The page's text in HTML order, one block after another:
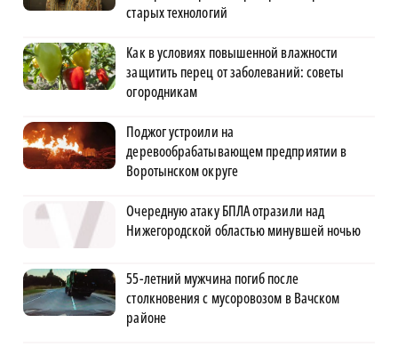
старых технологий
Как в условиях повышенной влажности
защитить перец от заболеваний: советы
огородникам
Поджог устроили на
деревообрабатывающем предприятии в
Воротынском округе
Очередную атаку БПЛА отразили над
Нижегородской областью минувшей ночью
55-летний мужчина погиб после
столкновения с мусоровозом в Вачском
районе